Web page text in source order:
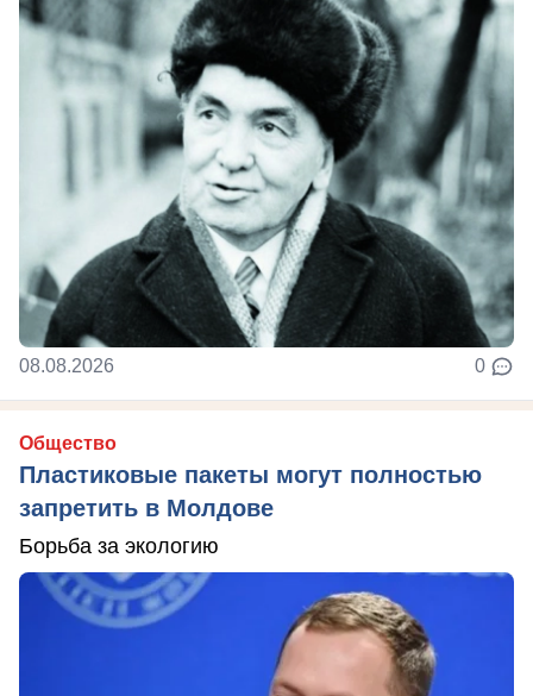
08.08.2026 0
Общество
Пластиковые пакеты могут полностью
запретить в Молдове
Борьба за экологию